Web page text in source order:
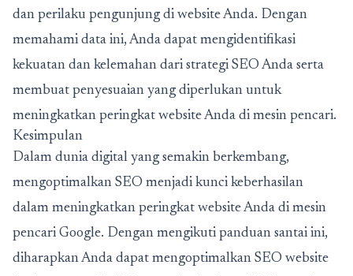
dan perilaku pengunjung di website Anda. Dengan
memahami data ini, Anda dapat mengidentifikasi
kekuatan dan kelemahan dari strategi SEO Anda serta
membuat penyesuaian yang diperlukan untuk
meningkatkan peringkat website Anda di mesin pencari.
Kesimpulan
Dalam dunia digital yang semakin berkembang,
mengoptimalkan SEO menjadi kunci keberhasilan
dalam meningkatkan peringkat website Anda di mesin
pencari Google. Dengan mengikuti panduan santai ini,
diharapkan Anda dapat mengoptimalkan SEO website